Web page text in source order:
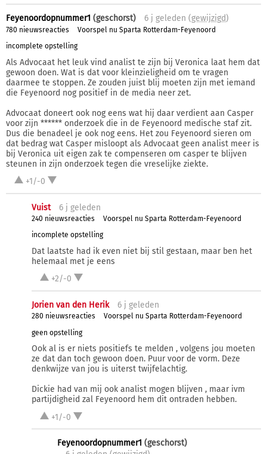
Feyenoordopnummer1 (geschorst) 6 j geleden (gewijzigd)
780 nieuwsreacties
Voorspel nu Sparta Rotterdam-Feyenoord
incomplete opstelling
Als Advocaat het leuk vind analist te zijn bij Veronica laat hem dat
gewoon doen. Wat is dat voor kleinzieligheid om te vragen
daarmee te stoppen. Ze zouden juist blij moeten zijn met iemand
die Feyenoord nog positief in de media neer zet.
Advocaat doneert ook nog eens wat hij daar verdient aan Casper
voor zijn ****** onderzoek die in de Feyenoord medische staf zit.
Dus die benadeel je ook nog eens. Het zou Feyenoord sieren om
dat bedrag wat Casper misloopt als Advocaat geen analist meer is
bij Veronica uit eigen zak te compenseren om casper te blijven
steunen in zijn onderzoek tegen die vreselijke ziekte.
+1/-0
Vuist 6 j geleden
240 nieuwsreacties
Voorspel nu Sparta Rotterdam-Feyenoord
incomplete opstelling
Dat laatste had ik even niet bij stil gestaan, maar ben het
helemaal met je eens
+2/-0
Jorien van den Herik 6 j geleden
280 nieuwsreacties
Voorspel nu Sparta Rotterdam-Feyenoord
geen opstelling
Ook al is er niets positiefs te melden , volgens jou moeten
ze dat dan toch gewoon doen. Puur voor de vorm. Deze
denkwijze van jou is uiterst twijfelachtig.
Dickie had van mij ook analist mogen blijven , maar ivm
partijdigheid zal Feyenoord hem dit ontraden hebben.
+1/-0
Feyenoordopnummer1 (geschorst)